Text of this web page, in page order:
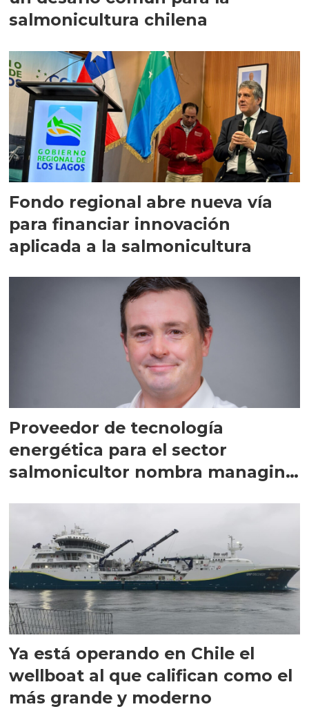
salmonicultura chilena
Fondo regional abre nueva vía
para financiar innovación
aplicada a la salmonicultura
Proveedor de tecnología
energética para el sector
salmonicultor nombra managing
Ya está operando en Chile el
wellboat al que califican como el
más grande y moderno